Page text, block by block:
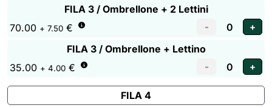
FILA 3 / Ombrellone + 2 Lettini
70.00 + 7.50 €
FILA 3 / Ombrellone + Lettino
35.00 + 4.00 €
FILA 4